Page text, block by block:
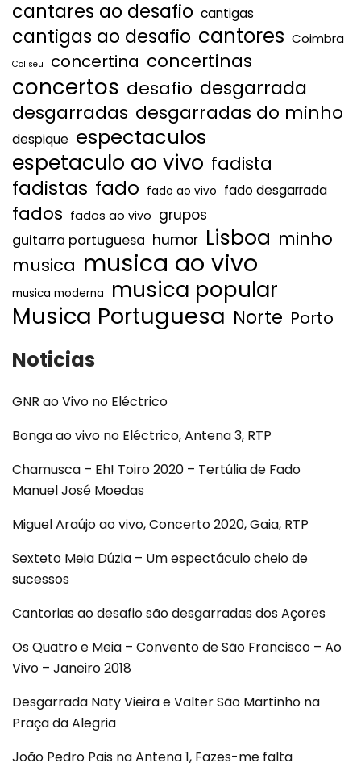
cantares ao desafio cantigas
cantigas ao desafio cantores Coimbra
Coliseu concertina concertinas
concertos desafio desgarrada
desgarradas desgarradas do minho
despique espectaculos
espetaculo ao vivo fadista
fadistas fado fado ao vivo fado desgarrada
fados fados ao vivo grupos
guitarra portuguesa humor Lisboa minho
musica musica ao vivo
musica moderna musica popular
Musica Portuguesa Norte Porto
Noticias
GNR ao Vivo no Eléctrico
Bonga ao vivo no Eléctrico, Antena 3, RTP
Chamusca – Eh! Toiro 2020 – Tertúlia de Fado
Manuel José Moedas
Miguel Araújo ao vivo, Concerto 2020, Gaia, RTP
Sexteto Meia Dúzia – Um espectáculo cheio de
sucessos
Cantorias ao desafio são desgarradas dos Açores
Os Quatro e Meia – Convento de São Francisco – Ao
Vivo – Janeiro 2018
Desgarrada Naty Vieira e Valter São Martinho na
Praça da Alegria
João Pedro Pais na Antena 1, Fazes-me falta